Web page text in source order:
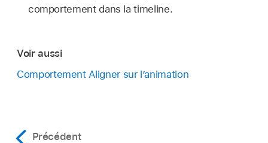
comportement dans la timeline.
Voir aussi
Comportement Aligner sur l’animation
Précédent